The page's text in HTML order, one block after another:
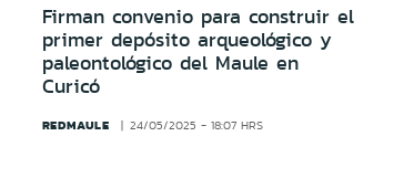
Firman convenio para construir el
primer depósito arqueológico y
paleontológico del Maule en
Curicó
REDMAULE 24/05/2025 - 18:07 HRS